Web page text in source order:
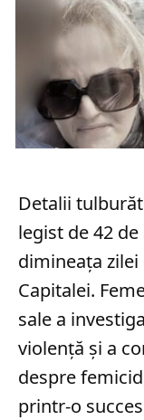
Detalii
legist de 42
dimineața
Capitalei.
sale a
violență și a
despre
printr-o